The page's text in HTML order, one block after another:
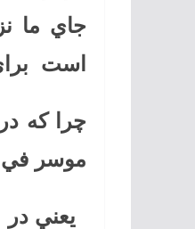
جاي ما
است
چرا كه
موسر في
يعني